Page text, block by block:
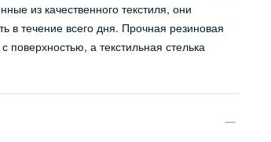
из качественного текстиля, они
в течение всего дня. Прочная резиновая
а текстильная стелька